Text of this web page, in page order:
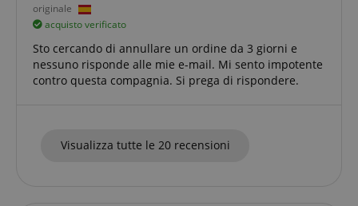
originale
acquisto verificato
Sto cercando di annullare un ordine da 3 giorni e
nessuno risponde alle mie e-mail. Mi sento impotente
contro questa compagnia. Si prega di rispondere.
Visualizza tutte le 20 recensioni